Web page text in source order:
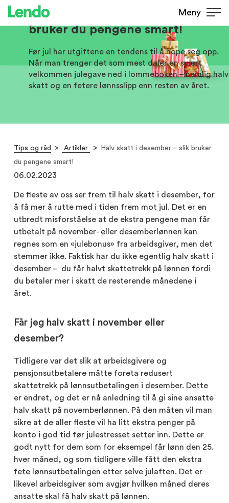
Meny
Halv skatt i desember – slik
bruker du pengene smart!
Før jul har utgiftene en tendens til å hope seg opp.
Når man trenger det som mest daler en svært
velkommen julegave ned i lommeboken – nemlig halv
skatt og en fetere lønnsslipp enn resten av året.
Tips og råd Artikler
Halv skatt i desember – slik bruker
du pengene smart!
06.02.2023
De fleste av oss ser frem til halv skatt i desember, for
å få mer å rutte med i tiden frem mot jul. Det er en
utbredt misforståelse at de ekstra pengene man får
utbetalt på november- eller desemberlønnen kan
regnes som en «julebonus» fra arbeidsgiver, men det
stemmer ikke. Faktisk har du ikke egentlig halv skatt i
desember – du får halvt skattetrekk på lønnen fordi
du betaler mer i skatt de resterende månedene i
året.
Får jeg halv skatt i november eller
desember?
Tidligere var det slik at arbeidsgivere og
pensjonsutbetalere måtte foreta redusert
skattetrekk på lønnsutbetalingen i desember. Dette
er endret, og det er nå anledning til å gi sine ansatte
halv skatt på novemberlønnen. På den måten vil man
sikre at de aller fleste vil ha litt ekstra penger på
konto i god tid før julestresset setter inn. Dette er
godt nytt for dem som for eksempel får lønn den 25.
hver måned, og som tidligere ville fått den ekstra
fete lønnsutbetalingen etter selve julaften. Det er
likevel arbeidsgiver som avgjør hvilken måned deres
ansatte skal få halv skatt på lønnen.